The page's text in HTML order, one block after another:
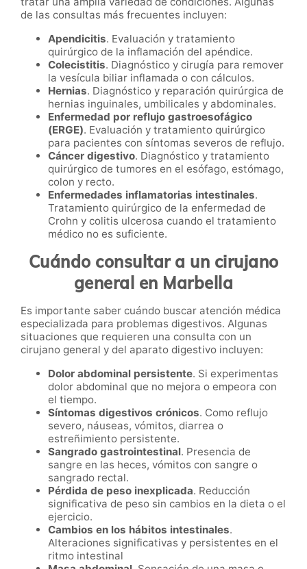
de las consultas más frecuentes incluyen:
Apendicitis. Evaluación y tratamiento
quirúrgico de la inflamación del apéndice.
Colecistitis. Diagnóstico y cirugía para remover
la vesícula biliar inflamada o con cálculos.
Hernias. Diagnóstico y reparación quirúrgica de
hernias inguinales, umbilicales y abdominales.
Enfermedad por reflujo gastroesofágico
(ERGE). Evaluación y tratamiento quirúrgico
para pacientes con síntomas severos de reflujo.
Cáncer digestivo. Diagnóstico y tratamiento
quirúrgico de tumores en el esófago, estómago,
colon y recto.
Enfermedades inflamatorias intestinales.
Tratamiento quirúrgico de la enfermedad de
Crohn y colitis ulcerosa cuando el tratamiento
médico no es suficiente.
Cuándo consultar a un cirujano
general en Marbella
Es importante saber cuándo buscar atención médica
especializada para problemas digestivos. Algunas
situaciones que requieren una consulta con un
cirujano general y del aparato digestivo incluyen:
Dolor abdominal persistente. Si experimentas
dolor abdominal que no mejora o empeora con
el tiempo.
Síntomas digestivos crónicos. Como reflujo
severo, náuseas, vómitos, diarrea o
estreñimiento persistente.
Sangrado gastrointestinal. Presencia de
sangre en las heces, vómitos con sangre o
sangrado rectal.
Pérdida de peso inexplicada. Reducción
significativa de peso sin cambios en la dieta o el
ejercicio.
Cambios en los hábitos intestinales.
Alteraciones significativas y persistentes en el
ritmo intestinal